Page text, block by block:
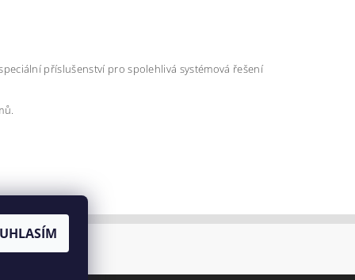
příslušenství pro spolehlivá systémová řešení